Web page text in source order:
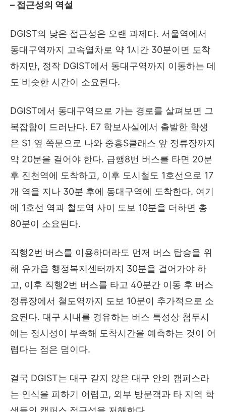
– 접근성의 역설
DGIST의 낮은 접근성은 오랜 과제다. 서울역에서
동대구역까지 고속열차로 약 1시간 30분이면 도착
하지만, 정작 DGIST에서 동대구역까지 이동하는 데
도 비슷한 시간이 소요된다.
DGIST에서 동대구역으로 가는 경로를 살펴보면 그
복잡함이 드러난다. E7 학보사실에서 출발한 학생
은 S1 옆 쪽문으로 나와 중흥S클래스 앞 정류장까지
약 20분을 걸어야 한다. 급행8번 버스를 타면 20분
후 진천역에 도착하고, 이후 도시철도 1호선으로 17
개 역을 지나 30분 후에 동대구역에 도착한다. 여기
에 1호선 역과 철도역 사이 도보 10분을 더하면 총
80분이 소요된다.
직행2번 버스를 이용하더라도 먼저 버스 탑승을 위
해 유가읍 행정복지센터까지 30분을 걸어가야 하
고, 이후 직행2번 버스를 타고 40분간 이동 후 버스
정류장에서 철도역까지 도보 10분이 추가적으로 소
요된다. 대구 시내를 경유하는 버스 특성상 첨두시
에는 정시성이 부족해 도착시간을 예측하는 것이 어
렵다는 점은 덤이다.
결국 DGIST는 대구 같지 않은 대구 안의 캠퍼스라
는 인식을 피하기 어렵고, 외부 방문객과 타 지역 학